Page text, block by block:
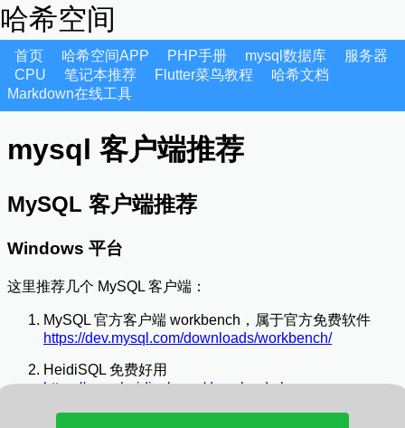
哈希空间
首页 哈希空间APP PHP手册 mysql数据库
服务器
CPU
笔记本推荐 Flutter菜鸟教程
哈希文档
Markdown在线工具
mysql 客户端推荐
MySQL 客户端推荐
Windows 平台
这里推荐几个 MySQL 客户端：
MySQL 官方客户端 workbench，属于官方免费软件
https://dev.mysql.com/downloads/workbench/
HeidiSQL 免费好用
https://www.heidisql.com/download.php
Navicat ，可以免费试用，后续收费